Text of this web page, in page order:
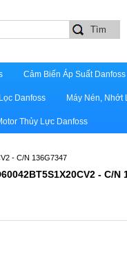
Cảm Biến Áp Suất Danfoss
Danfoss Máy Nén, Nhớt
Thủy Lực Danfoss
- C/N 136G7347
- C/N